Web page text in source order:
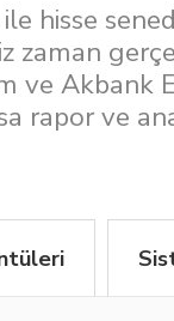
hisse
zaman
ve Akbank
rapor ve